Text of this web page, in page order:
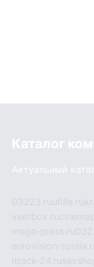
Каталог
Актуальный
03223.ruufille.ru
veetbox.ru
mega-press.ru
eurovision-
itrack-24.ru